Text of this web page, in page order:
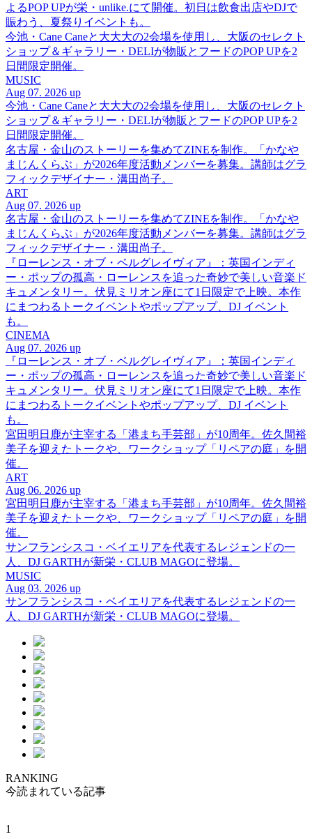
よるPOP UPが栄・unlike.にて開催。初日は飲食出店やDJで
賑わう、夏祭りイベントも。
今池・Cane Caneと大大大の2会場を使用し、大阪のセレクト
ショップ＆ギャラリー・DELIが物販とフードのPOP UPを2
日間限定開催。
MUSIC
Aug 07. 2026 up
今池・Cane Caneと大大大の2会場を使用し、大阪のセレクト
ショップ＆ギャラリー・DELIが物販とフードのPOP UPを2
日間限定開催。
名古屋・金山のストーリーを集めてZINEを制作。「かなや
まじんくらぶ」が2026年度活動メンバーを募集。講師はグラ
フィックデザイナー・溝田尚子。
ART
Aug 07. 2026 up
名古屋・金山のストーリーを集めてZINEを制作。「かなや
まじんくらぶ」が2026年度活動メンバーを募集。講師はグラ
フィックデザイナー・溝田尚子。
『ローレンス・オブ・ベルグレイヴィア』：英国インディ
ー・ポップの孤高・ローレンスを追った奇妙で美しい音楽ド
キュメンタリー。伏見ミリオン座にて1日限定で上映。本作
にまつわるトークイベントやポップアップ、DJ イベント
も。
CINEMA
Aug 07. 2026 up
『ローレンス・オブ・ベルグレイヴィア』：英国インディ
ー・ポップの孤高・ローレンスを追った奇妙で美しい音楽ド
キュメンタリー。伏見ミリオン座にて1日限定で上映。本作
にまつわるトークイベントやポップアップ、DJ イベント
も。
宮田明日鹿が主宰する「港まち手芸部」が10周年。佐久間裕
美子を迎えたトークや、ワークショップ「リペアの庭」を開
催。
ART
Aug 06. 2026 up
宮田明日鹿が主宰する「港まち手芸部」が10周年。佐久間裕
美子を迎えたトークや、ワークショップ「リペアの庭」を開
催。
サンフランシスコ・ベイエリアを代表するレジェンドの一
人、DJ GARTHが新栄・CLUB MAGOに登場。
MUSIC
Aug 03. 2026 up
サンフランシスコ・ベイエリアを代表するレジェンドの一
人、DJ GARTHが新栄・CLUB MAGOに登場。
RANKING
今読まれている記事
1